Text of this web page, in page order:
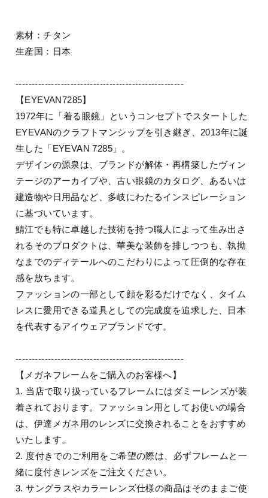
素材：チタン
生産国：日本
----------------------------------------------------
【EYEVAN7285】
1972年に「着る眼鏡」というコンセプトでスタートした
EYEVANのクラフトマンシップを引き継ぎ、2013年に誕
生した「EYEVAN 7285」。
デザインの源泉は、ブランドが解体・再構築したヴィン
テージのアーカイブや、古い眼鏡のカタログ、あるいは
建造物や日用品など、多岐にわたるインスピレーション
に基づいています。
鯖江でも特に卓越した技術を持つ職人によって生み出さ
れるそのプロダクトは、華美な装飾を排しつつも、執拗
なまでのディテールへのこだわりによって圧倒的な存在
感を放ちます。
ファッションの一部として顔を彩るだけでなく、タイム
レスに愛用できる道具としての完成度を追求した、日本
を代表するアイウェアブランドです。
----------------------------------------------------
【メガネフレームをご購入のお客様へ】
1. 当店で取り扱っているフレームにはダミーレンズが装
着されております。ファッション用としてお使いの場合
は、伊達メガネ用のレンズに交換されることをおすすめ
いたします。
2. 度付きでのご利用をご希望の際は、必ずフレームと一
緒に度付きレンズをご注文ください。
3. サングラスやカラーレンズ仕様の商品はそのままご使